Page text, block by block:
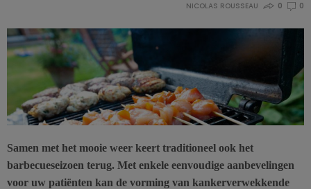
NICOLAS ROUSSEAU 0 0
Samen met het mooie weer keert traditioneel ook het
barbecueseizoen terug. Met enkele eenvoudige aanbevelingen
voor uw patiënten kan de vorming van kankerverwekkende